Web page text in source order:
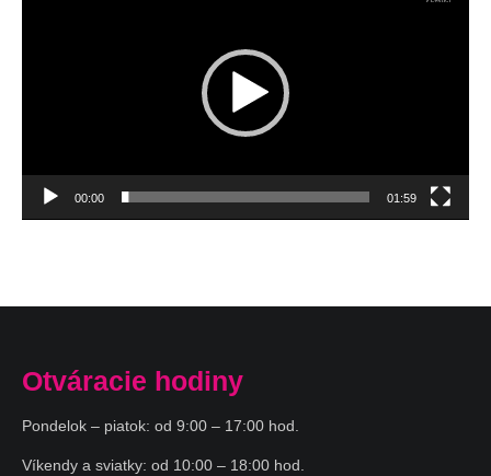
00:00 01:59
Otváracie hodiny
Pondelok – piatok: od 9:00 – 17:00 hod.
Víkendy a sviatky: od 10:00 – 18:00 hod.